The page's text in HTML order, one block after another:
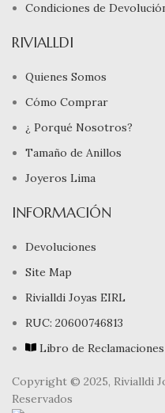
Condiciones de
RIVIALLDI
Quienes Somos
Cómo Comprar
¿ Porqué Nosotros?
Tamaño de Anillos
Joyeros Lima
INFORMACIÓN
Devoluciones
Site Map
Rivialldi Joyas EIRL
RUC: 20600746813
Libro de Reclamaciones
Copyright © 2025, Rivialldi
Reservados